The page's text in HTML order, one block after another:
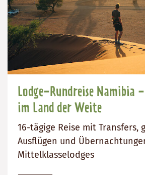
Lodge-Rundreise Namibia
im Land der Weite
16-tägige Reise mit Transfers,
Ausflügen und
Mittelklasselodges